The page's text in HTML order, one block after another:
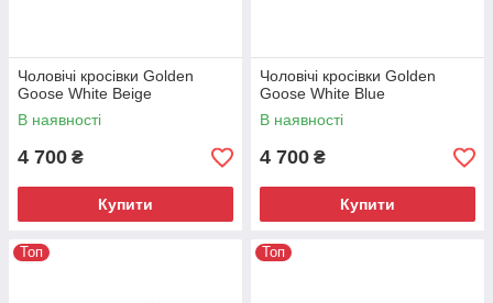
Чоловічі кросівки Golden
Goose White Beige
В наявності
4 700 ₴
Купити
Чоловічі кросівки Golden
Goose White Blue
В наявності
4 700 ₴
Купити
Топ Топ